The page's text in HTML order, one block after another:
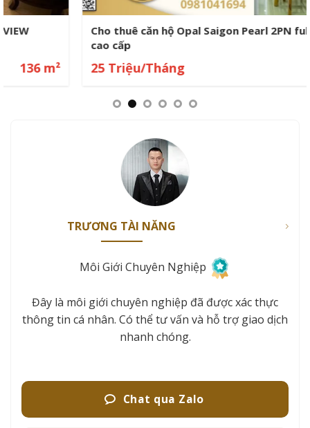
Cho thuê căn hộ Opal Saigon Pearl 2PN full nội thất
25 Triệu/Tháng
TRƯƠNG TÀI NĂNG
Môi Giới Chuyên Nghiệp
Đây là môi giới chuyên nghiệp đã được xác thực
thông tin cá nhân. Có thể tư vấn và hỗ trợ giao dịch
nhanh chóng.
Chat qua Zalo